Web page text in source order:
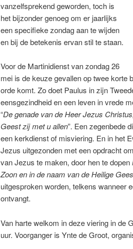
vanzelfsprekend geworden, toch is
het bijzonder genoeg om er jaarlijks
een specifieke zondag aan te wijden
en bij de betekenis ervan stil te staan.
Voor de Martinidienst van zondag 26
mei is de keuze gevallen op twee korte
orde komt. Zo doet Paulus in zijn
eensgezindheid en een leven in vrede
“De genade van de Heer Jezus
Geest zij met u allen”. Een zegenbede
een kerkdienst of misviering. En in het
Jezus uitgezonden met een opdracht
van Jezus te maken, door hen te dopen
Zoon en in de naam van de Heilige
uitgesproken worden, telkens wanneer
ontvangt.
Van harte welkom in deze viering in de
uur. Voorganger is Ynte de Groot,